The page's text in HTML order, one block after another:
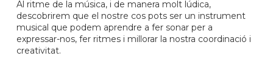
Al ritme de la música, i de manera molt lúdica,
descobrirem que el nostre cos pots ser un instrument
musical que podem aprendre a fer sonar per a
expressar-nos, fer ritmes i millorar la nostra coordinació i
creativitat.